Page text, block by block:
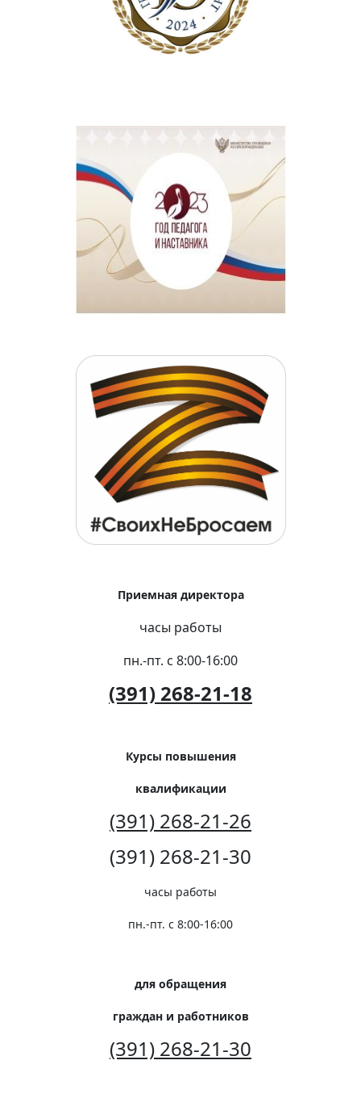
Приемная директора
часы работы
пн.-пт. с 8:00-16:00
(391) 268-21-18
Курсы повышения
квалификации
(391) 268-21-26
(391) 268-21-30
часы работы
пн.-пт. с 8:00-16:00
для обращения
граждан и работников
(391) 268-21-30